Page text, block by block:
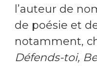
l’auteur de
de poésie et
notamment,
Défends-toi,